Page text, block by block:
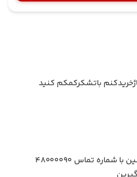
باتشکرکمکم کنید
شما برای خرید میتونین با شماره تماس 48000090